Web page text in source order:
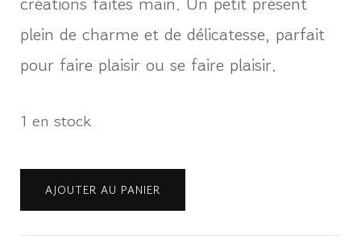
plein de charme et de délicatesse, parfait
pour faire plaisir ou se faire plaisir.
1 en stock
quantité
de
Porte-
AJOUTER AU PANIER